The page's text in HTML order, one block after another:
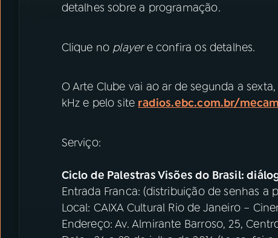
detalhes sobre a programação.
Clique no playere confira os detalhes.
O Arte Clube vai ao ar de segunda a
kHz e pelo site radios.ebc.com.br/
Serviço:
Ciclo de Palestras Visões do Brasil:
Entrada Franca: (distribuição de senhas a
Local: CAIXA Cultural Rio de Janeiro –
Endereço: Av. Almirante Barroso, 25,